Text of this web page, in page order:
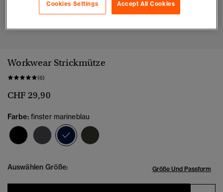
Workwear Strickmütze
(6)
CHF 29,90
Farbe: finster marineblau
Ausgewählt
Auswählen Größe: Größe Und Passform
Accept All Cookies
Cookies Settings